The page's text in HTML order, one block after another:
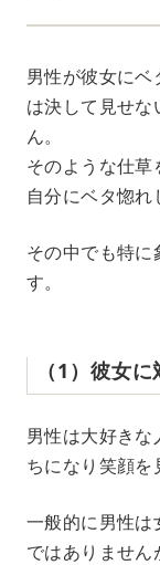
男性が彼女に
は決して見せ
ん。
そのような仕
自分にベタ惚れ
その中でも特
す。
（1）彼女
男性は大好き
ちになり笑顔を
一般的に男性は
ではありませ